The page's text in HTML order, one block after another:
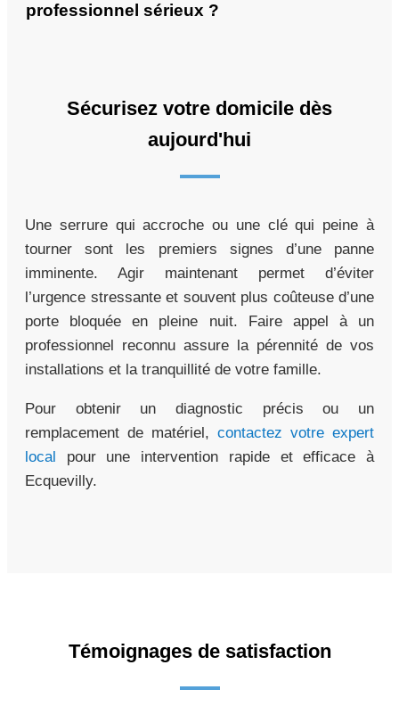
professionnel sérieux ?
Sécurisez votre domicile dès
aujourd'hui
Une serrure qui accroche ou une clé qui peine à
tourner sont les premiers signes d’une panne
imminente. Agir maintenant permet d’éviter
l’urgence stressante et souvent plus coûteuse d’une
porte bloquée en pleine nuit. Faire appel à un
professionnel reconnu assure la pérennité de vos
installations et la tranquillité de votre famille.
Pour obtenir un diagnostic précis ou un
remplacement de matériel, contactez votre expert
local pour une intervention rapide et efficace à
Ecquevilly.
Témoignages de satisfaction